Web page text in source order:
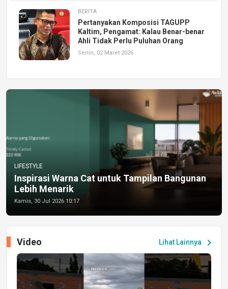
BERITA
Pertanyakan Komposisi TAGUPP
Kaltim, Pengamat: Kalau Benar-benar
Ahli Tidak Perlu Puluhan Orang
Senin, 02 Maret 2026
LIFESTYLE
Inspirasi Warna Cat untuk Tampilan Bangunan
Lebih Menarik
Kamis, 30 Jul 2026 10:17
Lihat Lainnya chevron_right
Video